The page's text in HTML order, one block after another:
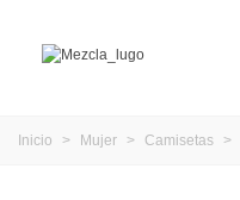
Inicio > Mujer > Camisetas >